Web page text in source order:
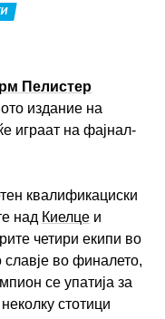
Пелистер
издание на
играат на фајнал-
квалификациски
над Киелце и
четири екипи во
во финалето,
се упатија за
стотици